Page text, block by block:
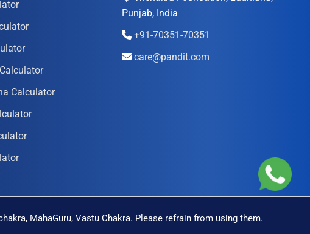
Calculator
Punjab, India
+91-70351-70351
care@pandit.com
MahaGuru, Vastu Chakra. Please refrain from using them.